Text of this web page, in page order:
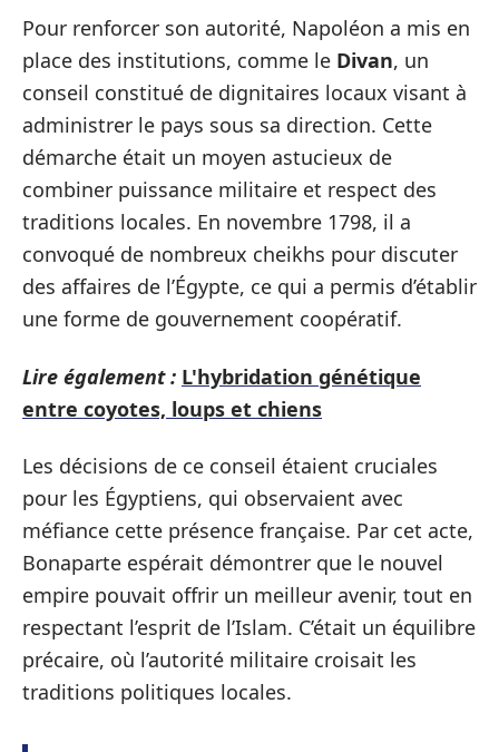
Pour renforcer son autorité, Napoléon a mis en
place des institutions, comme le Divan, un
conseil constitué de dignitaires locaux visant à
administrer le pays sous sa direction. Cette
démarche était un moyen astucieux de
combiner puissance militaire et respect des
traditions locales. En novembre 1798, il a
convoqué de nombreux cheikhs pour discuter
des affaires de l’Égypte, ce qui a permis d’établir
une forme de gouvernement coopératif.
Lire également : L'hybridation génétique
entre coyotes, loups et chiens
Les décisions de ce conseil étaient cruciales
pour les Égyptiens, qui observaient avec
méfiance cette présence française. Par cet acte,
Bonaparte espérait démontrer que le nouvel
empire pouvait offrir un meilleur avenir, tout en
respectant l’esprit de l’Islam. C’était un équilibre
précaire, où l’autorité militaire croisait les
traditions politiques locales.